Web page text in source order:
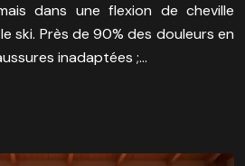
dans une flexion de cheville
ski. Près de 90% des douleurs en
inadaptées ;…